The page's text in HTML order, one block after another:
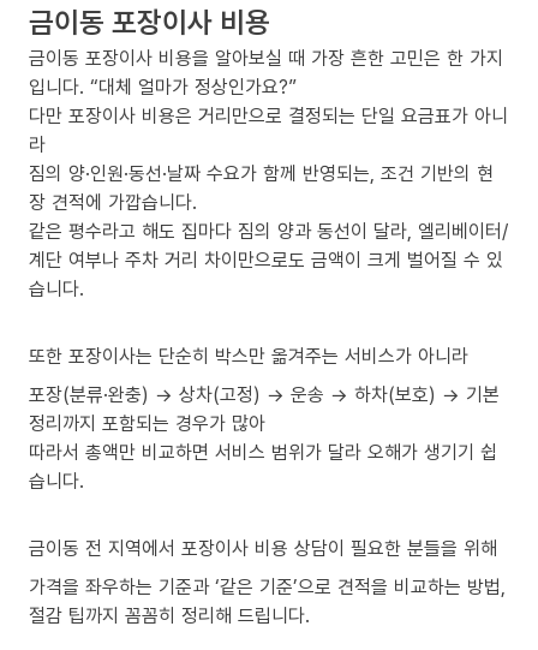
금이동 포장이사 비용
금이동 포장이사 비용을 알아보실 때 가장 흔한 고민은 한 가지
입니다. “대체 얼마가 정상인가요?”
다만 포장이사 비용은 거리만으로 결정되는 단일 요금표가 아니
라
짐의 양·인원·동선·날짜 수요가 함께 반영되는, 조건 기반의 현
장 견적에 가깝습니다.
같은 평수라고 해도 집마다 짐의 양과 동선이 달라, 엘리베이터/
계단 여부나 주차 거리 차이만으로도 금액이 크게 벌어질 수 있
습니다.
또한 포장이사는 단순히 박스만 옮겨주는 서비스가 아니라
포장(분류·완충) → 상차(고정) → 운송 → 하차(보호) → 기본
정리까지 포함되는 경우가 많아
따라서 총액만 비교하면 서비스 범위가 달라 오해가 생기기 쉽
습니다.
금이동 전 지역에서 포장이사 비용 상담이 필요한 분들을 위해
가격을 좌우하는 기준과 ‘같은 기준’으로 견적을 비교하는 방법,
절감 팁까지 꼼꼼히 정리해 드립니다.